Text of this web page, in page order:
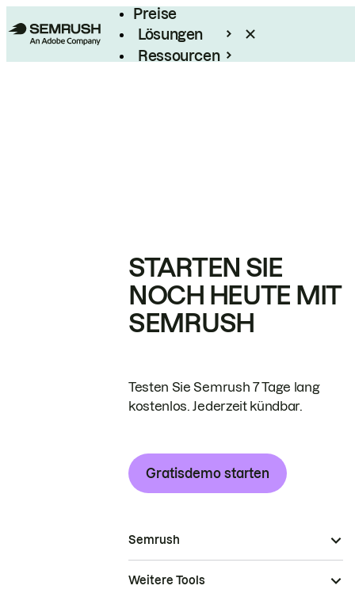
Preise
Lösungen
Ressourcen
STARTEN SIE
NOCH HEUTE MIT
SEMRUSH
Testen Sie Semrush 7 Tage lang
kostenlos. Jederzeit kündbar.
Gratisdemo starten
Semrush
Weitere Tools